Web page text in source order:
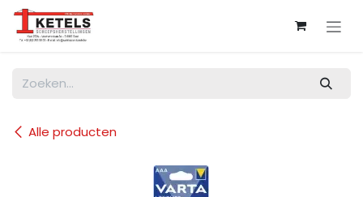
Overslaan naar inhoud
Alle producten